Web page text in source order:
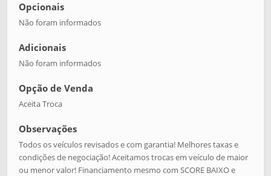
Opcionais
Não foram informados
Adicionais
Não foram informados
Opção de Venda
Aceita Troca
Observações
Todos os veículos revisados e com garantia! Melhores taxas e
condições de negociação! Aceitamos trocas em veículo de maior
ou menor valor! Financiamento mesmo com SCORE BAIXO e